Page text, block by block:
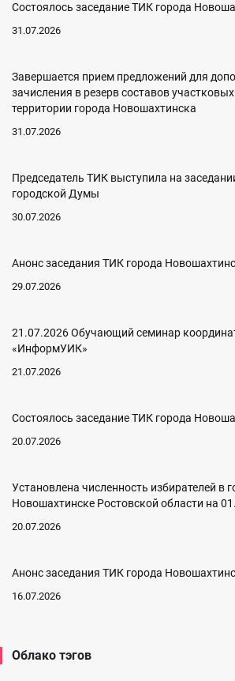
Состоялось заседание ТИК города
31.07.2026
Завершается прием предложений для
зачисления в резерв составов
территории города Новошахтинска
31.07.2026
Председатель ТИК выступила на
городской Думы
30.07.2026
Анонс заседания ТИК города
29.07.2026
21.07.2026 Обучающий семинар
«ИнформУИК»
21.07.2026
Состоялось заседание ТИК города
20.07.2026
Установлена численность избирателей в
Новошахтинске Ростовской области на
20.07.2026
Анонс заседания ТИК города
16.07.2026
Облако тэгов